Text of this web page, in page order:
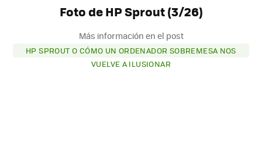
Foto de HP Sprout (3/26)
Más información en el post
HP SPROUT O CÓMO UN ORDENADOR SOBREMESA NOS
VUELVE A ILUSIONAR